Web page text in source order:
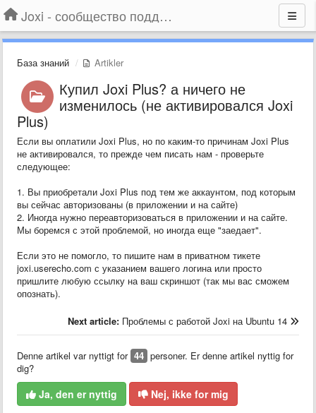
Joxi - сообщество поддержки
База знаний Artikler
Купил Joxi Plus? а ничего не
изменилось (не активировался Joxi
Plus)
Если вы оплатили Joxi Plus, но по каким-то причинам Joxi Plus
не активировался, то прежде чем писать нам - проверьте
следующее:
1. Вы приобретали Joxi Plus под тем же аккаунтом, под которым
вы сейчас авторизованы (в приложении и на сайте)
2. Иногда нужно переавторизоваться в приложении и на сайте.
Мы боремся с этой проблемой, но иногда еще "заедает".
Если это не помогло, то пишите нам в приватном тикете
joxi.userecho.com с указанием вашего логина или просто
пришлите любую ссылку на ваш скриншот (так мы вас сможем
опознать).
Next article: Проблемы с работой Joxi на Ubuntu 14
Denne artikel var nyttigt for 44 personer. Er denne artikel nyttig for
dig?
Ja, den er nyttig Nej, ikke for mig